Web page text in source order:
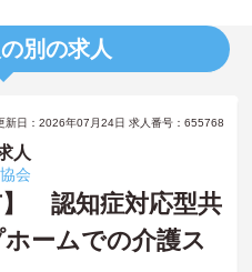
別の求人
新日：2026年07月24日 求人番号：655768
人
会
】 認知症対応型共
ームでの介護ス